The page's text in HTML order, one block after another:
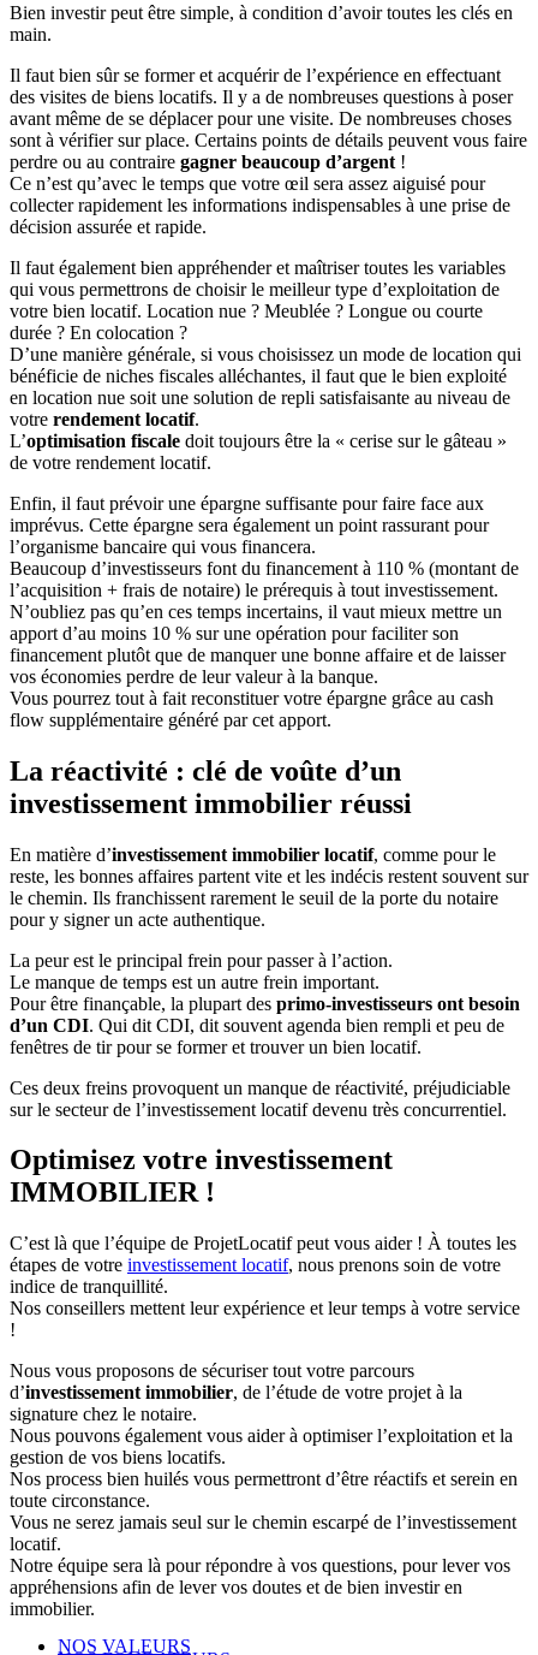
Bien investir peut être simple, à condition d’avoir toutes les clés en
main.
Il faut bien sûr se former et acquérir de l’expérience en effectuant
des visites de biens locatifs. Il y a de nombreuses questions à poser
avant même de se déplacer pour une visite. De nombreuses choses
sont à vérifier sur place. Certains points de détails peuvent vous faire
perdre ou au contraire gagner beaucoup d’argent !
Ce n’est qu’avec le temps que votre œil sera assez aiguisé pour
collecter rapidement les informations indispensables à une prise de
décision assurée et rapide.
Il faut également bien appréhender et maîtriser toutes les variables
qui vous permettrons de choisir le meilleur type d’exploitation de
votre bien locatif. Location nue ? Meublée ? Longue ou courte
durée ? En colocation ?
D’une manière générale, si vous choisissez un mode de location qui
bénéficie de niches fiscales alléchantes, il faut que le bien exploité
en location nue soit une solution de repli satisfaisante au niveau de
votre rendement locatif.
L’optimisation fiscale doit toujours être la « cerise sur le gâteau »
de votre rendement locatif.
Enfin, il faut prévoir une épargne suffisante pour faire face aux
imprévus. Cette épargne sera également un point rassurant pour
l’organisme bancaire qui vous financera.
Beaucoup d’investisseurs font du financement à 110 % (montant de
l’acquisition + frais de notaire) le prérequis à tout investissement.
N’oubliez pas qu’en ces temps incertains, il vaut mieux mettre un
apport d’au moins 10 % sur une opération pour faciliter son
financement plutôt que de manquer une bonne affaire et de laisser
vos économies perdre de leur valeur à la banque.
Vous pourrez tout à fait reconstituer votre épargne grâce au cash
flow supplémentaire généré par cet apport.
La réactivité : clé de voûte d’un
investissement immobilier réussi
En matière d’investissement immobilier locatif, comme pour le
reste, les bonnes affaires partent vite et les indécis restent souvent sur
le chemin. Ils franchissent rarement le seuil de la porte du notaire
pour y signer un acte authentique.
La peur est le principal frein pour passer à l’action.
Le manque de temps est un autre frein important.
Pour être finançable, la plupart des primo-investisseurs ont besoin
d’un CDI. Qui dit CDI, dit souvent agenda bien rempli et peu de
fenêtres de tir pour se former et trouver un bien locatif.
Ces deux freins provoquent un manque de réactivité, préjudiciable
sur le secteur de l’investissement locatif devenu très concurrentiel.
Optimisez votre investissement
IMMOBILIER !
C’est là que l’équipe de ProjetLocatif peut vous aider ! À toutes les
étapes de votre investissement locatif, nous prenons soin de votre
indice de tranquillité.
Nos conseillers mettent leur expérience et leur temps à votre service
!
Nous vous proposons de sécuriser tout votre parcours
d’investissement immobilier, de l’étude de votre projet à la
signature chez le notaire.
Nous pouvons également vous aider à optimiser l’exploitation et la
gestion de vos biens locatifs.
Nos process bien huilés vous permettront d’être réactifs et serein en
toute circonstance.
Vous ne serez jamais seul sur le chemin escarpé de l’investissement
locatif.
Notre équipe sera là pour répondre à vos questions, pour lever vos
appréhensions afin de lever vos doutes et de bien investir en
immobilier.
NOS VALEURS